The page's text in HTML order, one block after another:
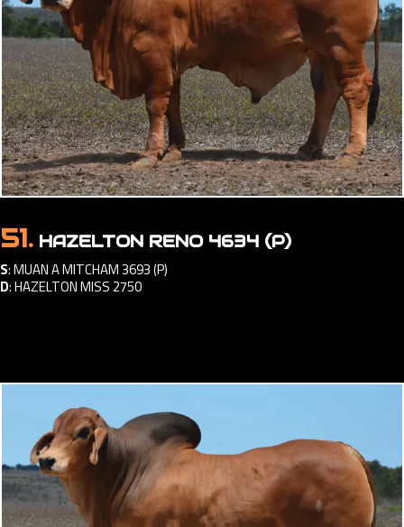
51. HAZELTON RENO 4634 (P)
S:MUAN A MITCHAM 3693 (P)
D:HAZELTON MISS 2750